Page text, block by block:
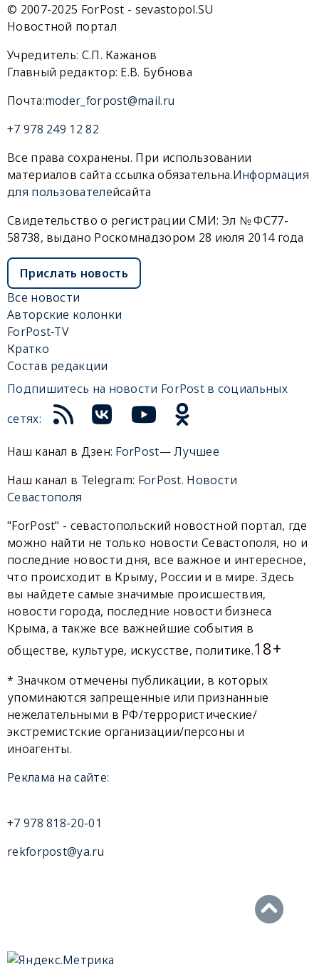
© 2007-2025 ForPost - sevastopol.SU
Новостной портал
Учредитель: С.П. Кажанов
Главный редактор: Е.В. Бубнова
Почта:moder_forpost@mail.ru
+7 978 249 12 82
Все права сохранены. При использовании
материалов сайта ссылка обязательна.Информация
для пользователейсайта
Свидетельство о регистрации СМИ: Эл № ФС77-
58738, выдано Роскомнадзором 28 июля 2014 года
Прислать новость
Все новости
Авторские колонки
ForPost-TV
Кратко
Состав редакции
Подпишитесь на новости ForPost в социальных
сетях:
Наш канал в Дзен: ForPost— Лучшее
Наш канал в Telegram: ForPost. Новости
Севастополя
"ForPost" - севастопольский новостной портал, где
можно найти не только новости Севастополя, но и
последние новости дня, все важное и интересное,
что происходит в Крыму, России и в мире. Здесь
вы найдете самые значимые происшествия,
новости города, последние новости бизнеса
Крыма, а также все важнейшие события в
обществе, культуре, искусстве, политике.18+
* Значком отмечены публикации, в которых
упоминаются запрещенные или признанные
нежелательными в РФ/террористические/
экстремистские организации/персоны и
иноагенты.
Реклама на сайте:
+7 978 818-20-01
rekforpost@ya.ru